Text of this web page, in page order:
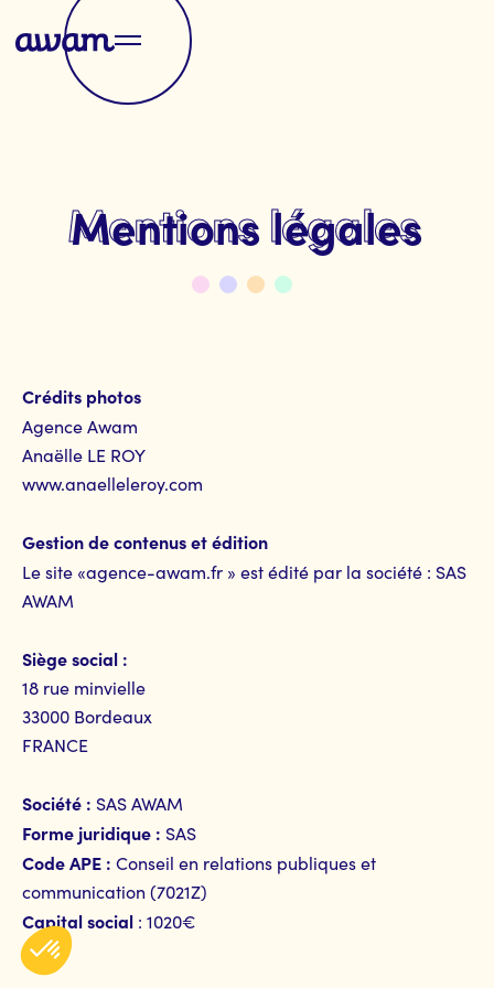
Mentions légales
Crédits photos
Agence Awam
Anaëlle LE ROY
www.anaelleleroy.com
Gestion de contenus et édition
Le site «agence-awam.fr » est édité par la société : SAS
AWAM
Siège social :
18 rue minvielle
33000 Bordeaux
FRANCE
Société : SAS AWAM
Forme juridique : SAS
Code APE : Conseil en relations publiques et
communication (7021Z)
Capital social : 1020€